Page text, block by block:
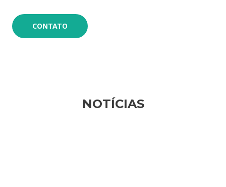
CONTATO
NOTÍCIAS